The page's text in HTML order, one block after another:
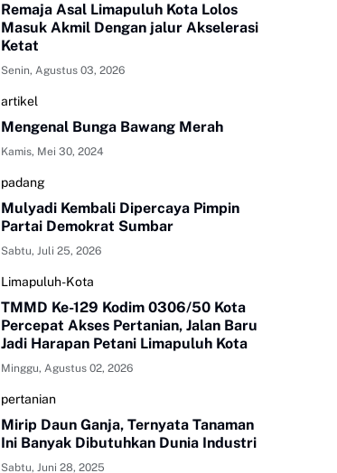
Remaja Asal Limapuluh Kota Lolos
Masuk Akmil Dengan jalur Akselerasi
Ketat
Senin, Agustus 03, 2026
artikel
Mengenal Bunga Bawang Merah
Kamis, Mei 30, 2024
padang
Mulyadi Kembali Dipercaya Pimpin
Partai Demokrat Sumbar
Sabtu, Juli 25, 2026
Limapuluh-Kota
TMMD Ke-129 Kodim 0306/50 Kota
Percepat Akses Pertanian, Jalan Baru
Jadi Harapan Petani Limapuluh Kota
Minggu, Agustus 02, 2026
pertanian
Mirip Daun Ganja, Ternyata Tanaman
Ini Banyak Dibutuhkan Dunia Industri
Sabtu, Juni 28, 2025